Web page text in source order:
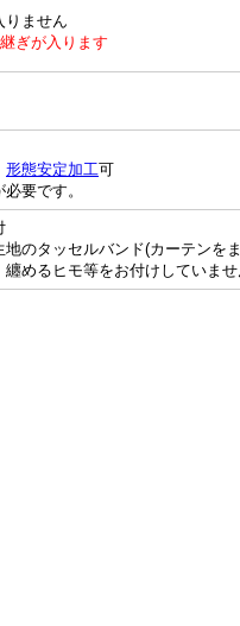
りません
ぎが入ります
形態安定加工可
要です。
地のタッセルバンド(カーテンを
纏めるヒモ等をお付けしていま